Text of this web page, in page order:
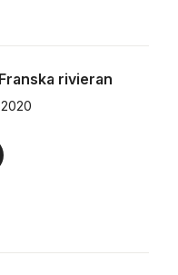
rivieran